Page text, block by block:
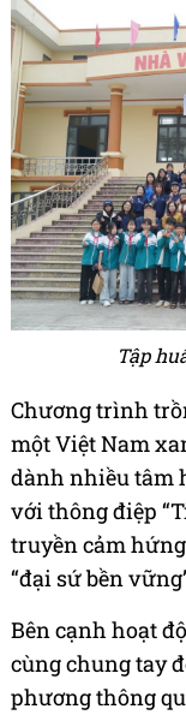
Tập
Chương trình
một Việt Nam
dành nhiều tâm
với thông điệp
truyền cảm
“đại sứ bền
Bên cạnh hoạt
cùng chung tay
phương thông